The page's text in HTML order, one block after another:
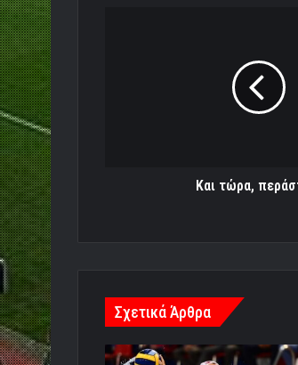
Και τώρα,
Σχετικά Άρθρα